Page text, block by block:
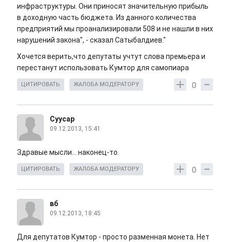
инфраструктуры. Они приносят значительную прибыль
в доходную часть бюджета. Из данного количества
предприятий мы проанализировали 508 и не нашли в них
нарушений закона", - сказал Сатыбалдиев."
Хочется верить,что депутаты учтут слова премьера и
перестанут использовать Кумтор для самопиара
0
ЦИТИРОВАТЬ ЖАЛОБА МОДЕРАТОРУ
Суусар
09.12.2013, 15:41
Здравые мысли... наконец-то.
0
ЦИТИРОВАТЬ ЖАЛОБА МОДЕРАТОРУ
вб
09.12.2013, 18:45
Для депутатов Кумтор - просто разменная монета. Нет